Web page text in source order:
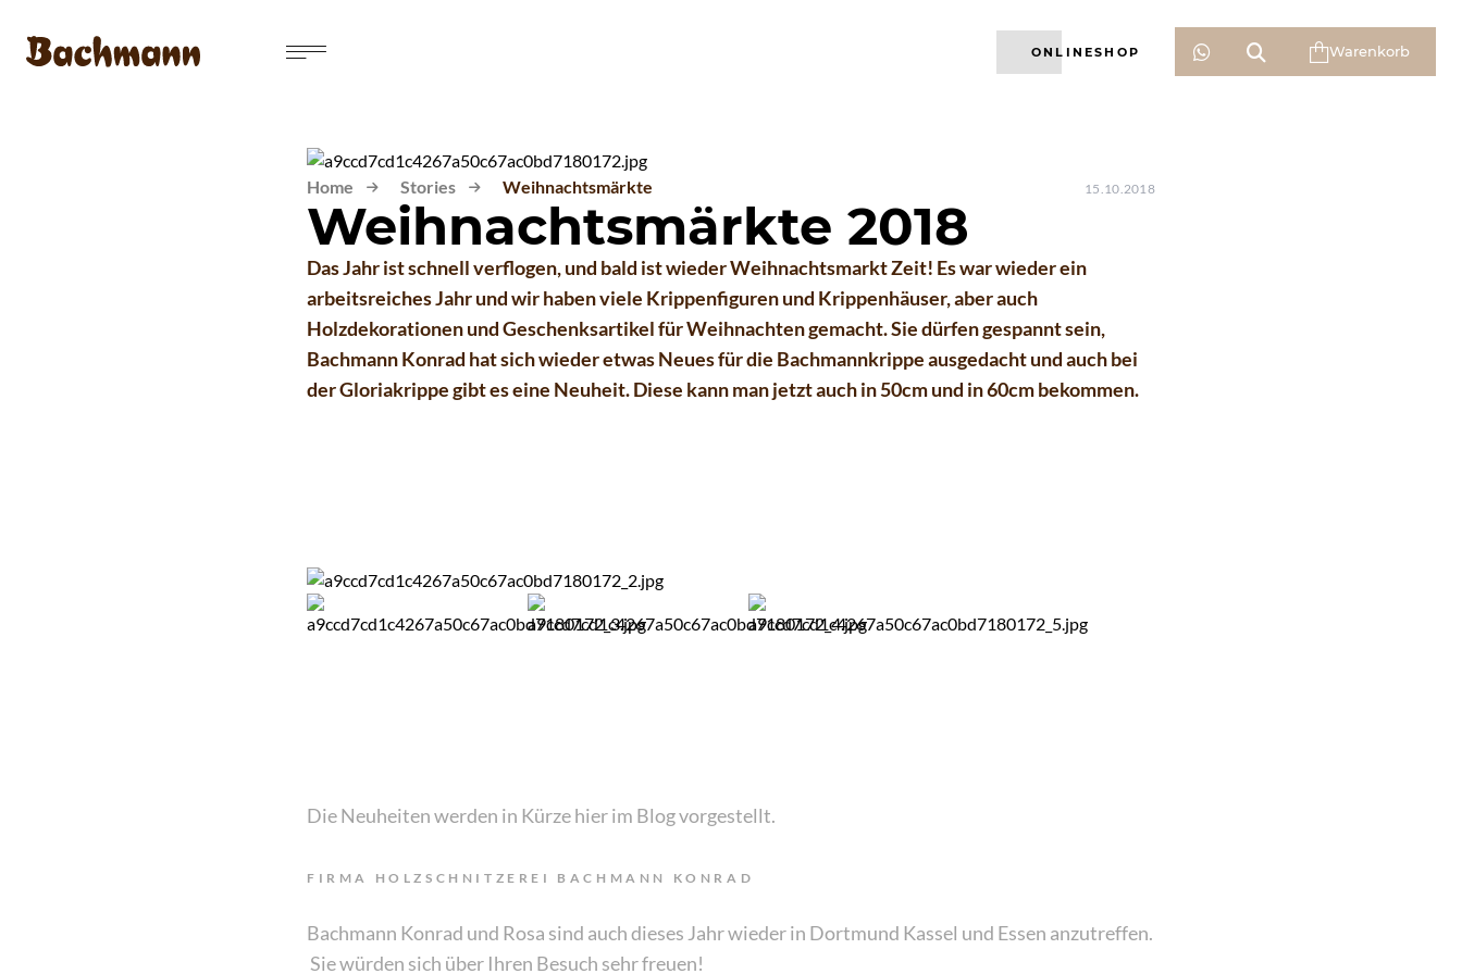
 ONLINESHOP   Warenkorb
Home  Stories  Weihnachtsmärkte 15.10.2018
Weihnachtsmärkte 2018
Das Jahr ist schnell verflogen, und bald ist wieder Weihnachtsmarkt Zeit! Es war wieder ein
arbeitsreiches Jahr und wir haben viele Krippenfiguren und Krippenhäuser, aber auch
Holzdekorationen und Geschenksartikel für Weihnachten gemacht. Sie dürfen gespannt sein,
Bachmann Konrad hat sich wieder etwas Neues für die Bachmannkrippe ausgedacht und auch bei
der Gloriakrippe gibt es eine Neuheit. Diese kann man jetzt auch in 50cm und in 60cm bekommen.
Die Neuheiten werden in Kürze hier im Blog vorgestellt.
FIRMA HOLZSCHNITZEREI BACHMANN KONRAD
Bachmann Konrad und Rosa sind auch dieses Jahr wieder in Dortmund Kassel und Essen anzutreffen.
Sie würden sich über Ihren Besuch sehr freuen!